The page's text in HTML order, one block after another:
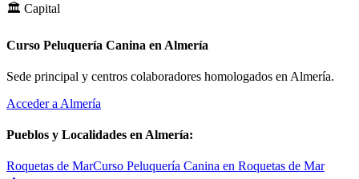
🏛️ Capital
Curso Peluquería Canina en Almería
Sede principal y centros colaboradores homologados en Almería.
Acceder a Almería
Pueblos y Localidades en Almería:
Roquetas de MarCurso Peluquería Canina en Roquetas de Mar